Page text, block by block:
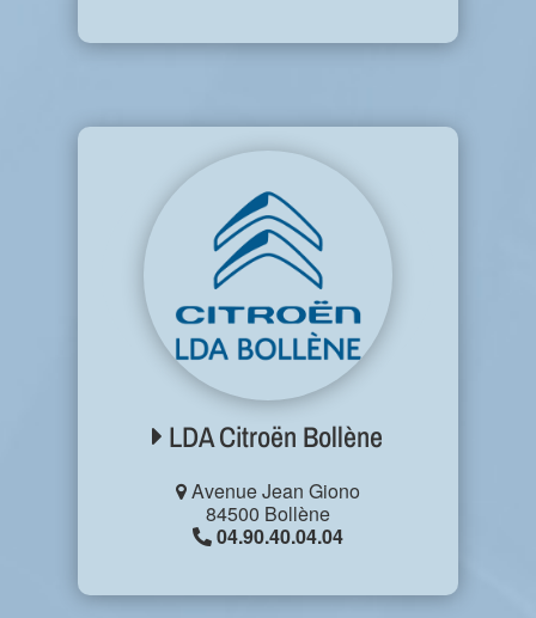
LDA Citroën Bollène
Avenue Jean Giono
84500 Bollène
04.90.40.04.04